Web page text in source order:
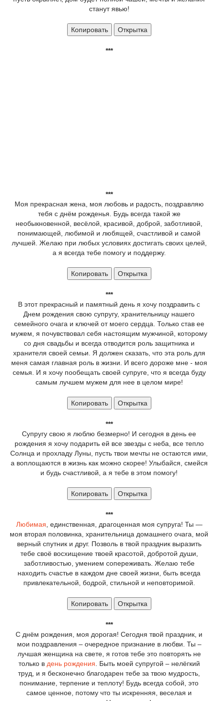
станут явью!
Копировать Открытка
***
***
Моя прекрасная жена, моя любовь и радость, поздравляю
тебя с днём рожденья. Будь всегда такой же
необыкновенной, весёлой, красивой, доброй, заботливой,
понимающей, любимой и любящей, счастливой и самой
лучшей. Желаю при любых условиях достигать своих целей,
а я всегда тебе помогу и поддержу.
Копировать Открытка
***
В этот прекрасный и памятный день я хочу поздравить с
Днем рождения свою супругу, хранительницу нашего
семейного очага и ключей от моего сердца. Только став ее
мужем, я почувствовал себя настоящим мужчиной, которому
со дня свадьбы и всегда отводится роль защитника и
хранителя своей семьи. Я должен сказать, что эта роль для
меня самая главная роль в жизни. И всего дороже мне - моя
семья. И я хочу пообещать своей супруге, что я всегда буду
самым лучшем мужем для нее в целом мире!
Копировать Открытка
***
Супругу свою я люблю безмерно! И сегодня в день ее
рождения я хочу подарить ей все звезды с неба, все тепло
Солнца и прохладу Луны, пусть твои мечты не остаются ими,
а воплощаются в жизнь как можно скорее! Улыбайся, смейся
и будь счастливой, а я тебе в этом помогу!
Копировать Открытка
***
Любимая , единственная, драгоценная моя супруга! Ты —
моя вторая половинка, хранительница домашнего очага, мой
верный спутник и друг. Позволь в твой праздник выразить
тебе своё восхищение твоей красотой, добротой души,
заботливостью, умением сопереживать. Желаю тебе
находить счастье в каждом дне своей жизни, быть всегда
привлекательной, бодрой, стильной и неповторимой.
Копировать Открытка
***
С днём рождения, моя дорогая! Сегодня твой праздник, и
мои поздравления – очередное признание в любви. Ты –
лучшая женщина на свете, я готов тебе это повторять не
только в день рождения . Быть моей супругой – нелёгкий
труд, и я бесконечно благодарен тебе за твою мудрость,
понимание, терпение и теплоту! Будь всегда собой, это
самое ценное, потому что ты искренняя, веселая и